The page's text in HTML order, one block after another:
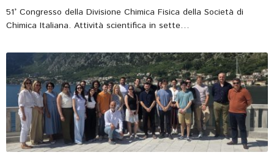
51° Congresso della Divisione Chimica Fisica della Società di
Chimica Italiana. Attività scientifica in sette…